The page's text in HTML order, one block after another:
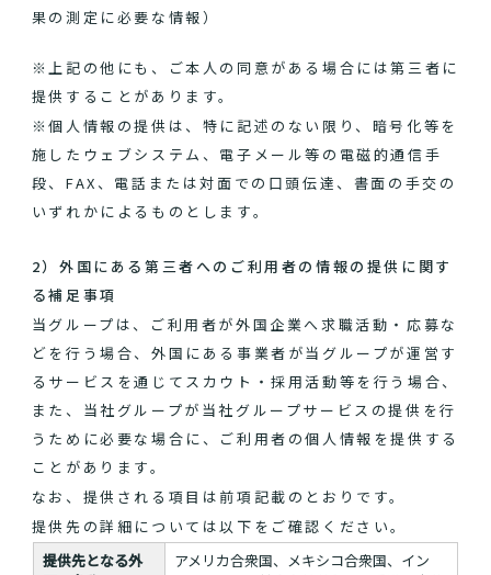
果の測定に必要な情報）
※上記の他にも、ご本人の同意がある場合には第三者に
提供することがあります。
※個人情報の提供は、特に記述のない限り、暗号化等を
施したウェブシステム、電子メール等の電磁的通信手
段、FAX、電話または対面での口頭伝達、書面の手交の
いずれかによるものとします。
2）外国にある第三者へのご利用者の情報の提供に関す
る補足事項
当グループは、ご利用者が外国企業へ求職活動・応募な
どを行う場合、外国にある事業者が当グループが運営す
るサービスを通じてスカウト・採用活動等を行う場合、
また、当社グループが当社グループサービスの提供を行
うために必要な場合に、ご利用者の個人情報を提供する
ことがあります。
なお、提供される項目は前項記載のとおりです。
提供先の詳細については以下をご確認ください。
提供先となる外
アメリカ合衆国、メキシコ合衆国、イン